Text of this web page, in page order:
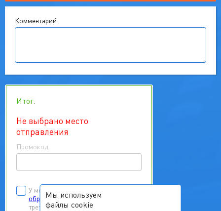
Комментарий
Итог:
Не выбрано место
отправления
Промокод
У меня есть
обработку персональных данных
третьих лиц
Мы используем
файлы cookie